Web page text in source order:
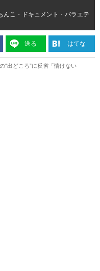
んこ・ドキュメント・バラエテ
送る はてな
“出どころ”に反省「情けない